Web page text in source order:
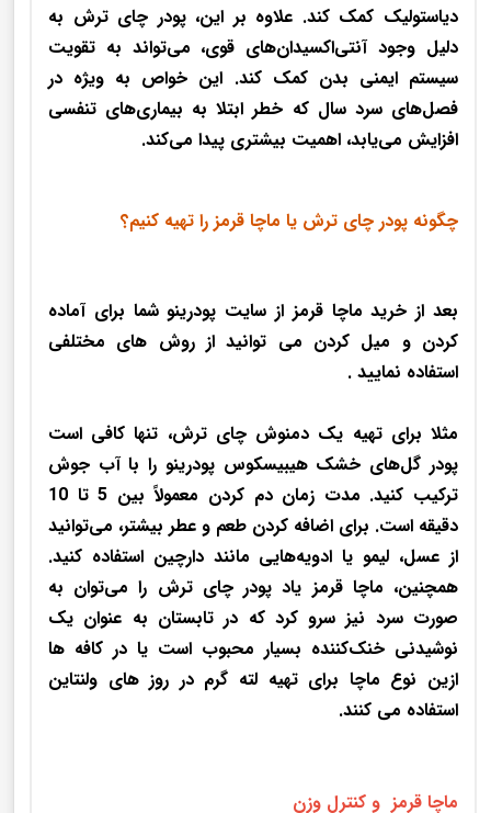
دیاستولیک کمک کند. علاوه بر این، پودر چای ترش به
دلیل وجود آنتی‌اکسیدان‌های قوی، می‌تواند به تقویت
سیستم ایمنی بدن کمک کند. این خواص به ویژه در
فصل‌های سرد سال که خطر ابتلا به بیماری‌های تنفسی
افزایش می‌یابد، اهمیت بیشتری پیدا می‌کند.
چگونه پودر چای ترش یا ماچا قرمز را تهیه کنیم؟
بعد از خرید ماچا قرمز از سایت پودرینو شما برای آماده
کردن و میل کردن می توانید از روش های مختلفی
استفاده نمایید .
مثلا برای تهیه یک دمنوش چای ترش، تنها کافی است
پودر گل‌های خشک هیبیسکوس پودرینو را با آب جوش
ترکیب کنید. مدت زمان دم کردن معمولاً بین 5 تا 10
دقیقه است. برای اضافه کردن طعم و عطر بیشتر، می‌توانید
از عسل، لیمو یا ادویه‌هایی مانند دارچین استفاده کنید.
همچنین، ماچا قرمز یاد پودر چای ترش را می‌توان به
صورت سرد نیز سرو کرد که در تابستان به عنوان یک
نوشیدنی خنک‌کننده بسیار محبوب است یا در کافه ها
ازین نوع ماچا برای تهیه لته گرم در روز های ولنتاین
استفاده می کنند.
ماچا قرمز و کنترل وزن